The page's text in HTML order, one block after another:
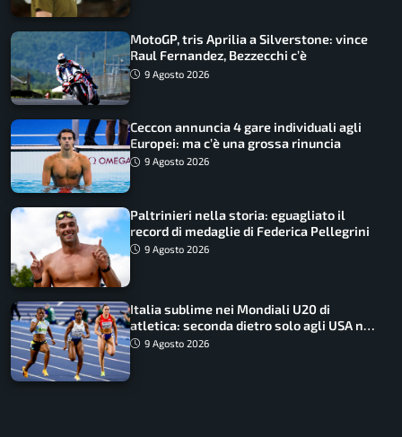
MotoGP, tris Aprilia a Silverstone: vince
Raul Fernandez, Bezzecchi c’è
9 Agosto 2026
Ceccon annuncia 4 gare individuali agli
Europei: ma c’è una grossa rinuncia
9 Agosto 2026
Paltrinieri nella storia: eguagliato il
record di medaglie di Federica Pellegrini
9 Agosto 2026
Italia sublime nei Mondiali U20 di
atletica: seconda dietro solo agli USA nel
medagliere
9 Agosto 2026